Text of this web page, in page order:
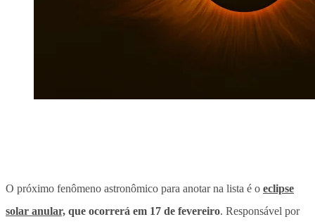
O próximo fenômeno astronômico para anotar na lista é o eclipse
solar anular, que ocorrerá em 17 de fevereiro. Responsável por